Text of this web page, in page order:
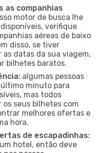
as companhias
motor de busca lhe
verifique
aéreas de baixo
disso, se tiver
datas da sua viagem,
bilhetes baratos.
algumas pessoas
minuto para
mas todos
os seus bilhetes com
melhores ofertas e
hora.
de escapadinhas:
hotel, então deve